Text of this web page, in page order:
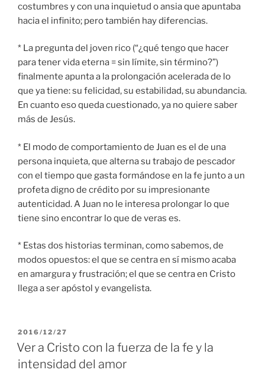
costumbres y con una inquietud o ansia que apuntaba
hacia el infinito; pero también hay diferencias.
* La pregunta del joven rico (“¿qué tengo que hacer
para tener vida eterna = sin límite, sin término?”)
finalmente apunta a la prolongación acelerada de lo
que ya tiene: su felicidad, su estabilidad, su abundancia.
En cuanto eso queda cuestionado, ya no quiere saber
más de Jesús.
* El modo de comportamiento de Juan es el de una
persona inquieta, que alterna su trabajo de pescador
con el tiempo que gasta formándose en la fe junto a un
profeta digno de crédito por su impresionante
autenticidad. A Juan no le interesa prolongar lo que
tiene sino encontrar lo que de veras es.
* Estas dos historias terminan, como sabemos, de
modos opuestos: el que se centra en sí mismo acaba
en amargura y frustración; el que se centra en Cristo
llega a ser apóstol y evangelista.
PUBLICADO
EL
2016/12/27
Ver a Cristo con la fuerza de la fe y la
intensidad del amor